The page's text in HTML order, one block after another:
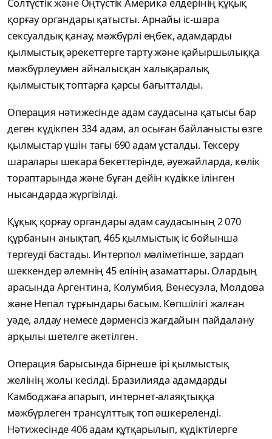
Солтүстік және Оңтүстік Америка елдерінің құқық
қорғау органдары қатысты. Арнайы іс-шара
сексуалдық қанау, мәжбүрлі еңбек, адамдарды
қылмыстық әрекеттерге тарту және қайыршылыққа
мәжбүрлеумен айналысқан халықаралық
қылмыстық топтарға қарсы бағытталды.
Операция нәтижесінде адам саудасына қатысы бар
деген күдікпен 334 адам, ал осыған байланысты өзге
қылмыстар үшін тағы 690 адам ұсталды. Тексеру
шаралары шекара бекеттерінде, әуежайларда, көлік
тораптарында және бұған дейін күдікке ілінген
нысандарда жүргізілді.
Құқық қорғау органдары адам саудасының 2 070
құрбанын анықтап, 465 қылмыстық іс бойынша
тергеуді бастады. Интерпол мәліметінше, зардап
шеккендер әлемнің 45 елінің азаматтары. Олардың
арасында Аргентина, Колумбия, Венесуэла, Молдова
және Непал тұрғындары басым. Көпшілігі жалған
уәде, алдау немесе дәрменсіз жағдайын пайдалану
арқылы шетелге әкетілген.
Операция барысында бірнеше ірі қылмыстық
желінің жолы кесілді. Бразилияда адамдарды
Камбоджаға апарып, интернет-алаяқтыққа
мәжбүрлеген трансұлттық топ әшкереленді.
Нәтижесінде 406 адам құтқарылып, күдіктілерге